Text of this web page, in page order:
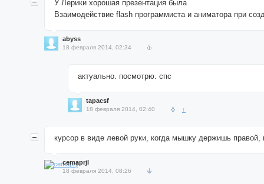
У Лерики хорошая презентация была
Взаимодействие flash программиста и аниматора при
abyss
18 февраля 2014, 02:34
актуально. посмотрю. спс
tapacsf
18 февраля 2014, 02:40 ↑
курсор в виде левой руки, когда мышку держишь правой,
cemaprjl
18 февраля 2014, 08:26